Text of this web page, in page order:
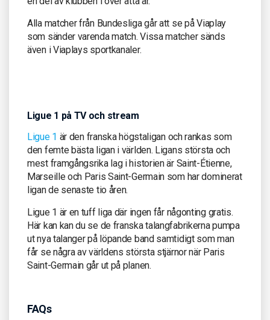
Alla matcher från Bundesliga går att se på Viaplay
som sänder varenda match. Vissa matcher sänds
även i Viaplays sportkanaler.
Ligue 1 på TV och stream
Ligue 1 är den franska högstaligan och rankas som
den femte bästa ligan i världen. Ligans största och
mest framgångsrika lag i historien är Saint-Étienne,
Marseille och Paris Saint-Germain som har dominerat
ligan de senaste tio åren.
Ligue 1 är en tuff liga där ingen får någonting gratis.
Här kan kan du se de franska talangfabrikerna pumpa
ut nya talanger på löpande band samtidigt som man
får se några av världens största stjärnor när Paris
Saint-Germain går ut på planen.
FAQs